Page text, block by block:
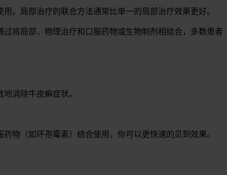
。局部治疗的联合方法通常比单一的局部治疗效果更好。
将局部，物理治疗和口服药物或生物制剂相结合，多数患者
消除牛皮癣症状。
物（如环孢霉素）结合使用，你可以更快速的见到效果。